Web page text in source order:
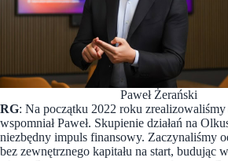
Paweł Żerański
RG: Na początku 2022 roku
wspomniał Paweł. Skupienie działań na
niezbędny impuls finansowy. Zaczynaliśmy
bez zewnętrznego kapitału na start, budując